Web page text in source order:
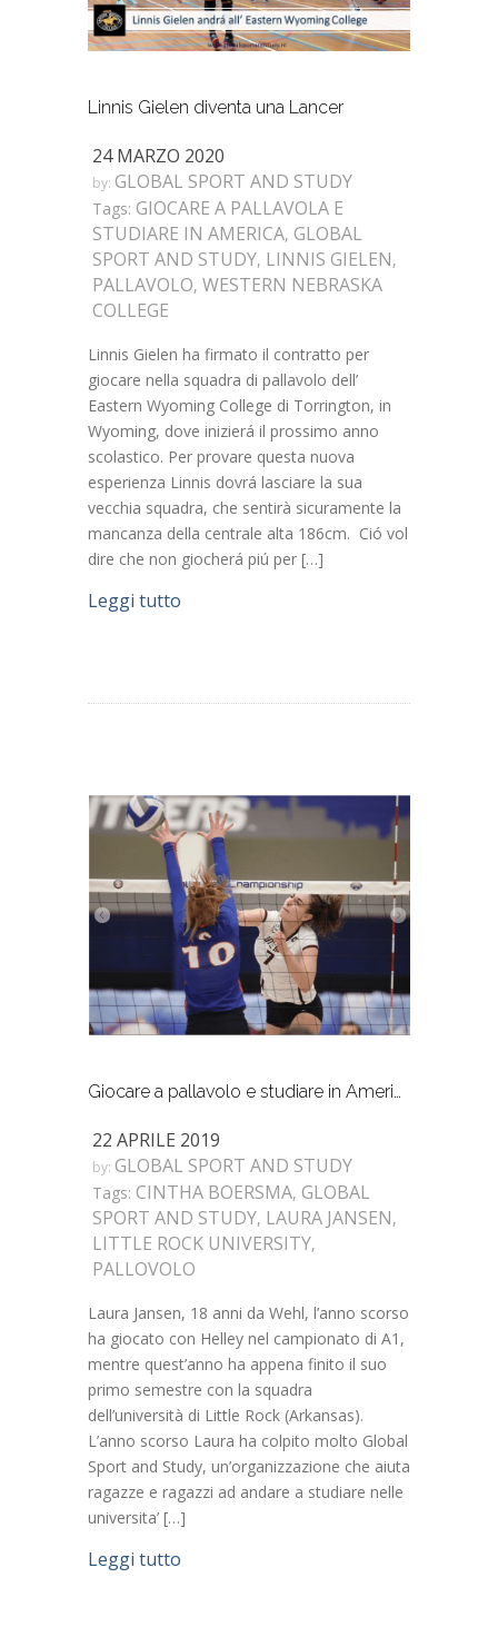
Linnis Gielen diventa una Lancer
24 MARZO 2020
by: GLOBAL SPORT AND STUDY
Tags: GIOCARE A PALLAVOLA E
STUDIARE IN AMERICA, GLOBAL
SPORT AND STUDY, LINNIS GIELEN,
PALLAVOLO, WESTERN NEBRASKA
COLLEGE
Linnis Gielen ha firmato il contratto per
giocare nella squadra di pallavolo dell’
Eastern Wyoming College di Torrington, in
Wyoming, dove inizierá il prossimo anno
scolastico. Per provare questa nuova
esperienza Linnis dovrá lasciare la sua
vecchia squadra, che sentirà sicuramente la
mancanza della centrale alta 186cm. Ció vol
dire che non giocherá piú per […]
Leggi tutto
Giocare a pallavolo e studiare in America, la storia di Laura Jansen
22 APRILE 2019
by: GLOBAL SPORT AND STUDY
Tags: CINTHA BOERSMA, GLOBAL
SPORT AND STUDY, LAURA JANSEN,
LITTLE ROCK UNIVERSITY,
PALLOVOLO
Laura Jansen, 18 anni da Wehl, l’anno scorso
ha giocato con Helley nel campionato di A1,
mentre quest’anno ha appena finito il suo
primo semestre con la squadra
dell’università di Little Rock (Arkansas).
L’anno scorso Laura ha colpito molto Global
Sport and Study, un’organizzazione che aiuta
ragazze e ragazzi ad andare a studiare nelle
universita’ […]
Leggi tutto